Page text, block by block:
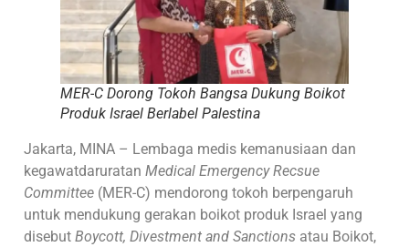
MER-C Dorong Tokoh Bangsa Dukung Boikot
Produk Israel Berlabel Palestina
Jakarta, MINA – Lembaga medis kemanusiaan dan
kegawatdaruratanMedical Emergency Recsue
Committee (MER-C) mendorong tokoh berpengaruh
untuk mendukung gerakan boikot produk Israel yang
disebutBoycott, Divestment and Sanctions atau Boikot,